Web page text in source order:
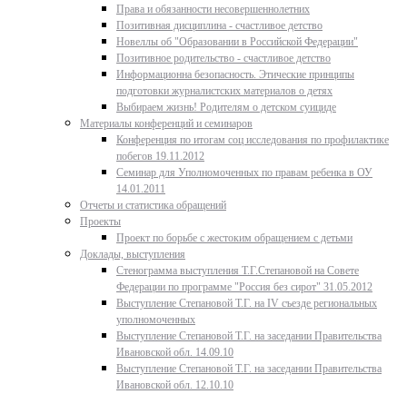
Права и обязанности несовершеннолетних
Позитивная дисциплина - счастливое детство
Новеллы об "Образовании в Российской Федерации"
Позитивное родительство - счастливое детство
Информационна безопасность. Этические принципы
подготовки журналистских материалов о детях
Выбираем жизнь! Родителям о детском суициде
Материалы конференций и семинаров
Конференция по итогам соц исследования по профилактике
побегов 19.11.2012
Семинар для Уполномоченных по правам ребенка в ОУ
14.01.2011
Отчеты и статистика обращений
Проекты
Проект по борьбе с жестоким обращением с детьми
Доклады, выступления
Стенограмма выступления Т.Г.Степановой на Совете
Федерации по программе "Россия без сирот" 31.05.2012
Выступление Степановой Т.Г. на IV съезде региональных
уполномоченных
Выступление Степановой Т.Г. на заседании Правительства
Ивановской обл. 14.09.10
Выступление Степановой Т.Г. на заседании Правительства
Ивановской обл. 12.10.10